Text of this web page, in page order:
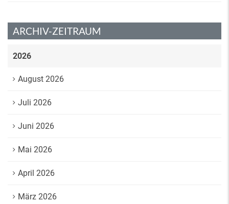
ARCHIV-ZEITRAUM
2026
August 2026
Juli 2026
Juni 2026
Mai 2026
April 2026
März 2026